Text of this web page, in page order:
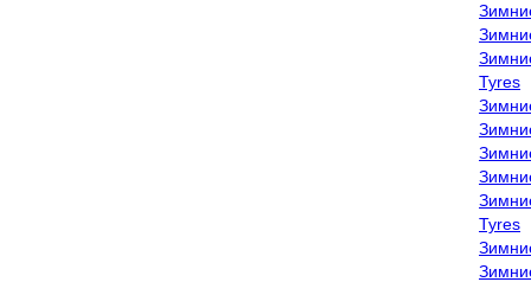
Tyres
Tyres